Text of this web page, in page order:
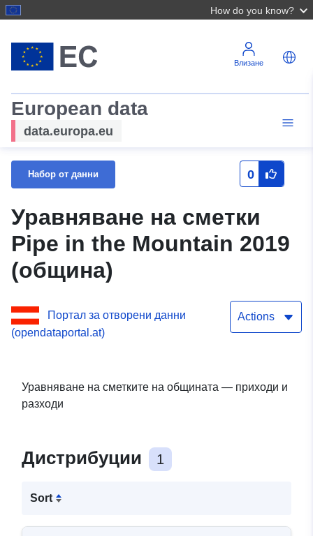
How do you know?
Влизане
European data
data.europa.eu
Набор от данни 0
Уравняване на сметки
Pipe in the Mountain 2019
(община)
Портал за отворени данни
(opendataportal.at)
Actions
Уравняване на сметките на общината — приходи и
разходи
Дистрибуции 1
Sort